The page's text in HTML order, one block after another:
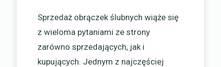
Sprzedaż obrączek ślubnych wiąże się
z wieloma pytaniami ze strony
zarówno sprzedających, jak i
kupujących. Jednym z najczęściej